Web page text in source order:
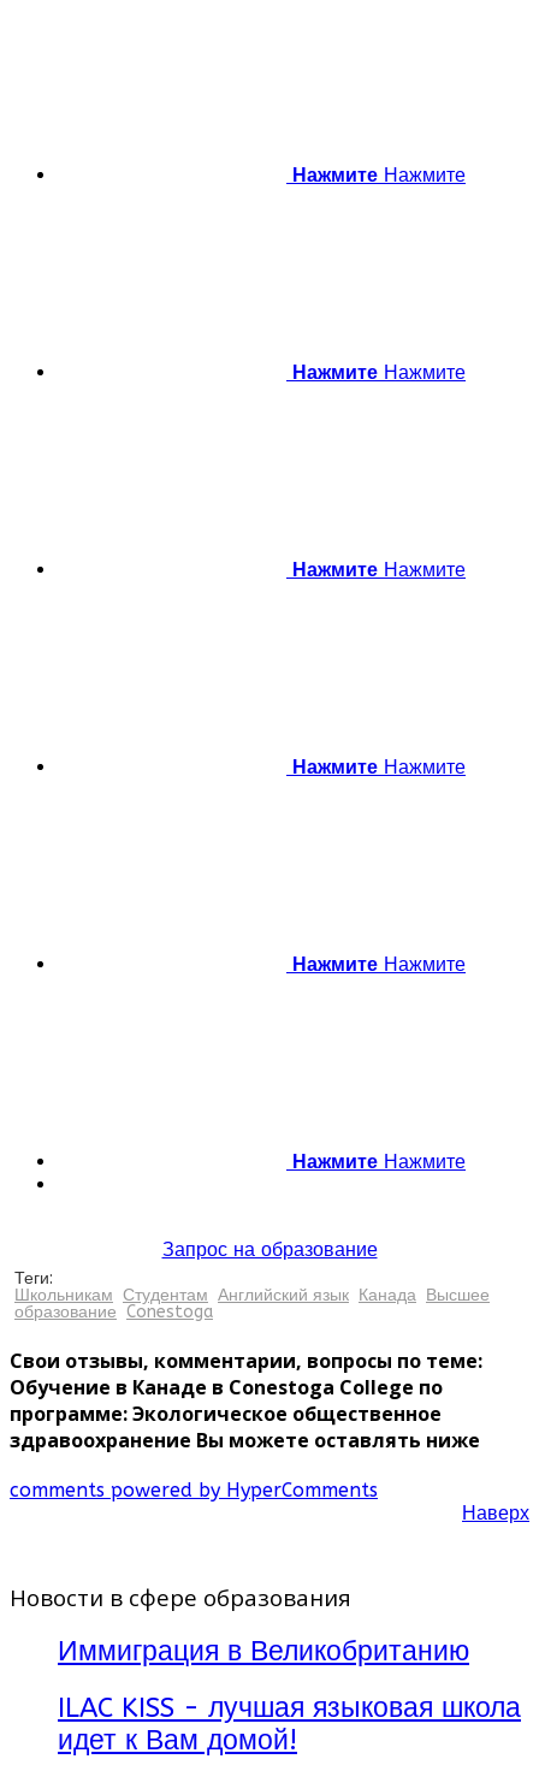
Нажмите Нажмите
Нажмите Нажмите
Нажмите Нажмите
Нажмите Нажмите
Нажмите Нажмите
Нажмите Нажмите
Запрос на образование
Теги:
Школьникам Студентам Английский язык Канада Высшее
образование Conestoga
Свои отзывы, комментарии, вопросы по теме:
Обучение в Канаде в Conestoga College по
программе: Экологическое общественное
здравоохранение Вы можете оставлять ниже
comments powered by HyperComments
Наверх
Новости в сфере образования
Иммиграция в Великобританию
ILAC KISS - лучшая языковая школа
идет к Вам домой!